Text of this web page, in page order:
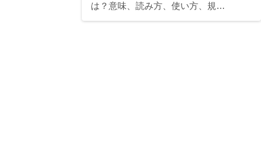
は？意味、読み方、使い方、規…